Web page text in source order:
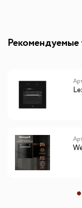
Рекомендуемые